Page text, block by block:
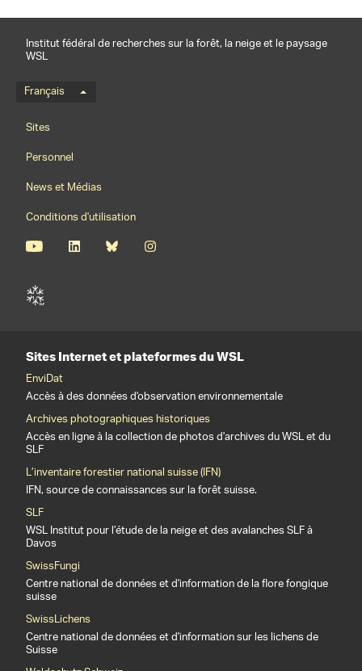
Institut fédéral de recherches sur la forêt, la neige et le paysage
WSL
Menu de langue
Français
Footernavigation
Sites
Personnel
News et Médias
Conditions d'utilisation
Sites Internet et plateformes du WSL
EnviDat
Accès à des données d'observation environnementale
Archives photographiques historiques
Accès en ligne à la collection de photos d'archives du WSL et du
SLF
L’inventaire forestier national suisse (IFN)
IFN, source de connaissances sur la forêt suisse.
SLF
WSL Institut pour l’étude de la neige et des avalanches SLF à
Davos
SwissFungi
Centre national de données et d'information de la flore fongique
suisse
SwissLichens
Centre national de données et d'information sur les lichens de
Suisse